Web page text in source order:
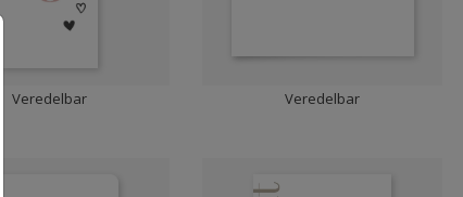
Veredelbar Veredelbar